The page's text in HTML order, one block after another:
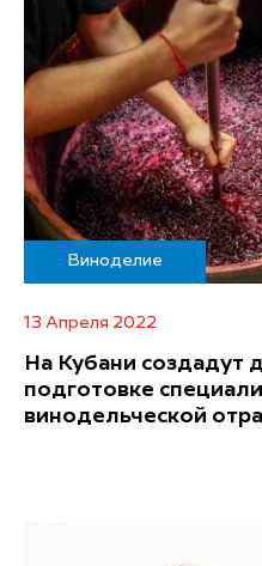
Виноделие
13 Апреля 2022
На Кубани создадут
подготовке
винодельческой